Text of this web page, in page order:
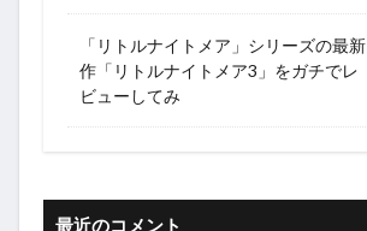
「リトルナイトメア」シリーズの最新
作「リトルナイトメア3」をガチでレ
ビューしてみ
最近のコメント